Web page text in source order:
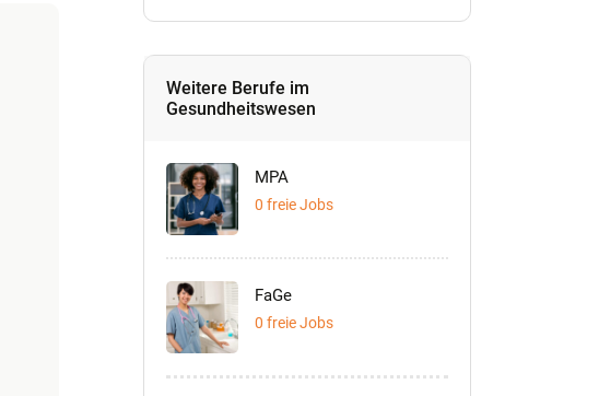
Weitere Berufe im
Gesundheitswesen
MPA
0 freie Jobs
FaGe
0 freie Jobs